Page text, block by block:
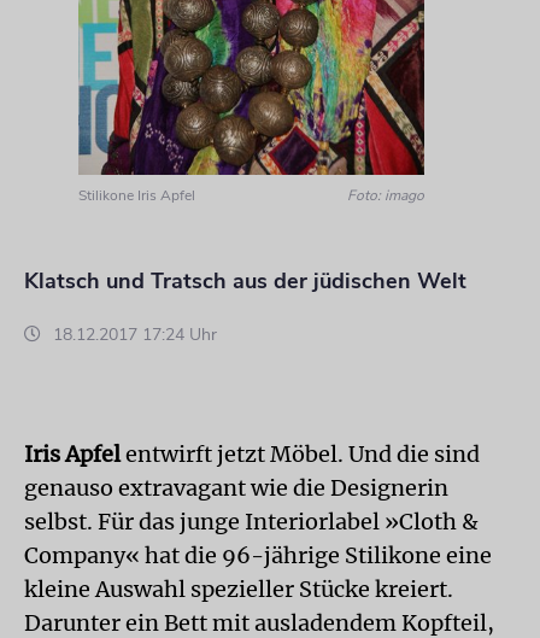
Stilikone Iris Apfel Foto: imago
Klatsch und Tratsch aus der jüdischen Welt
18.12.2017 17:24 Uhr
Iris Apfelentwirft jetzt Möbel. Und die sind
genauso extravagant wie die Designerin
selbst. Für das junge Interiorlabel »Cloth &
Company« hat die 96-jährige Stilikone eine
kleine Auswahl spezieller Stücke kreiert.
Darunter ein Bett mit ausladendem Kopfteil,